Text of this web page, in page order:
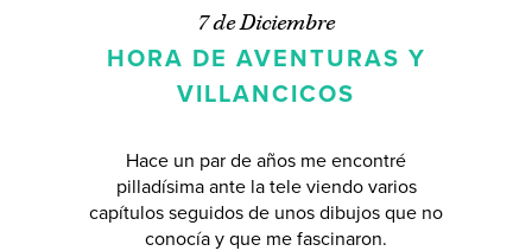
7 de Diciembre
HORA DE AVENTURAS Y
VILLANCICOS
Hace un par de años me encontré
pilladísima ante la tele viendo varios
capítulos seguidos de unos dibujos que no
conocía y que me fascinaron.